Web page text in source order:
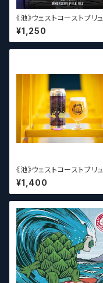
《池》ウェストコーストブリ
ング / West Coast ( WCB ) S
idechain Series 06【クラ
ビール】
¥1,250
《池》ウェストコーストブリ
ング / West Coast ( WCB ) T
he Lupulin Tree【クラフト
ル】
¥1,400